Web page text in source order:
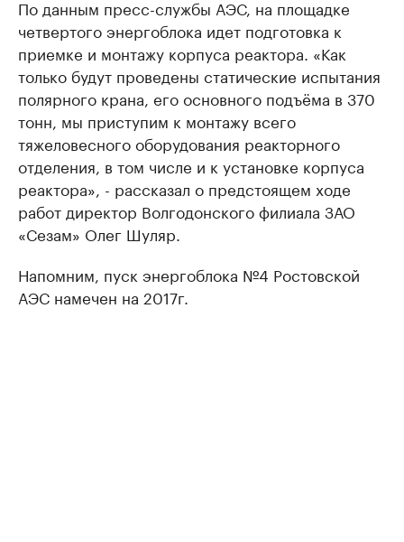
По данным пресс-службы АЭС, на площадке
четвертого энергоблока идет подготовка к
приемке и монтажу корпуса реактора. «Как
только будут проведены статические испытания
полярного крана, его основного подъёма в 370
тонн, мы приступим к монтажу всего
тяжеловесного оборудования реакторного
отделения, в том числе и к установке корпуса
реактора», - рассказал о предстоящем ходе
работ директор Волгодонского филиала ЗАО
«Сезам» Олег Шуляр.
Напомним, пуск энергоблока №4 Ростовской
АЭС намечен на 2017г.